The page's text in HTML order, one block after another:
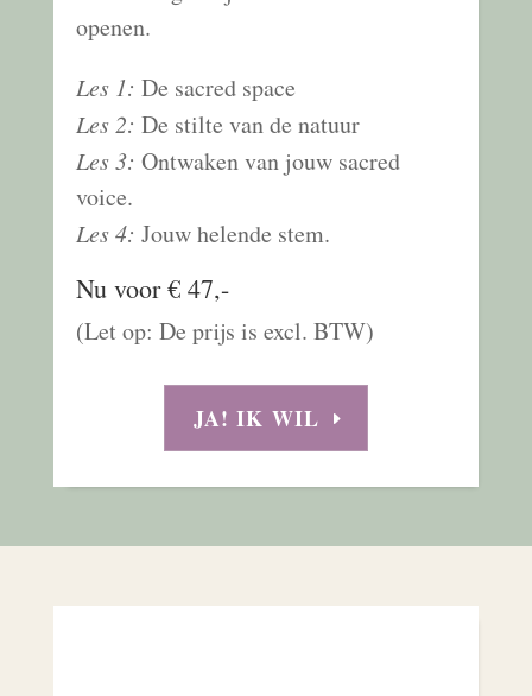
openen.
Les 1: De sacred space
Les 2: De stilte van de natuur
Les 3: Ontwaken van jouw sacred
voice.
Les 4: Jouw helende stem.
Nu voor € 47,-
(Let op: De prijs is excl. BTW)
JA! IK WIL